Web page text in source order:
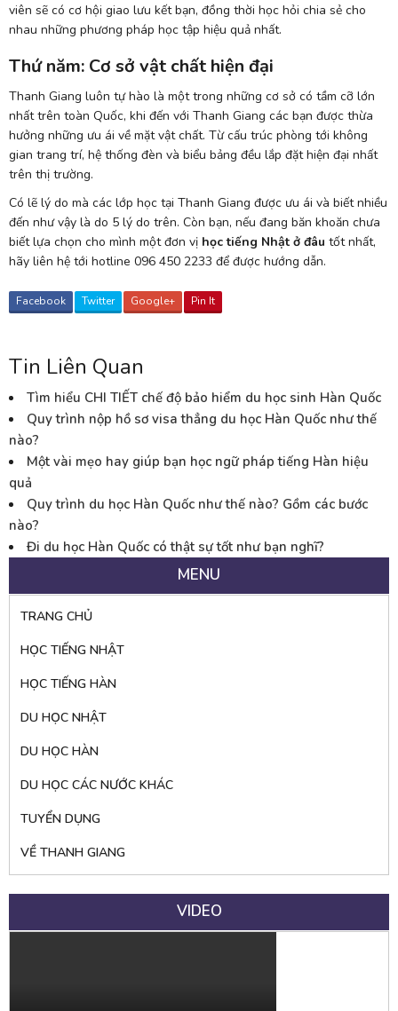
viên sẽ có cơ hội giao lưu kết bạn, đồng thời học hỏi chia sẻ cho
nhau những phương pháp học tập hiệu quả nhất.
Thứ năm: Cơ sở vật chất hiện đại
Thanh Giang luôn tự hào là một trong những cơ sở có tầm cỡ lớn
nhất trên toàn Quốc, khi đến với Thanh Giang các bạn được thừa
hưởng những ưu ái về mặt vật chất. Từ cấu trúc phòng tới không
gian trang trí, hệ thống đèn và biểu bảng đều lắp đặt hiện đại nhất
trên thị trường.
Có lẽ lý do mà các lớp học tại Thanh Giang được ưu ái và biết nhiều
đến như vậy là do 5 lý do trên. Còn bạn, nếu đang băn khoăn chưa
biết lựa chọn cho mình một đơn vị học tiếng Nhật ở đâu tốt nhất,
hãy liên hệ tới hotline 096 450 2233 để được hướng dẫn.
Facebook Twitter Google+ Pin It
Tin Liên Quan
Tìm hiểu CHI TIẾT chế độ bảo hiểm du học sinh Hàn Quốc
Quy trình nộp hồ sơ visa thẳng du học Hàn Quốc như thế
nào?
Một vài mẹo hay giúp bạn học ngữ pháp tiếng Hàn hiệu
quả
Quy trình du học Hàn Quốc như thế nào? Gồm các bước
nào?
Đi du học Hàn Quốc có thật sự tốt như bạn nghĩ?
MENU
TRANG CHỦ
HỌC TIẾNG NHẬT
HỌC TIẾNG HÀN
DU HỌC NHẬT
DU HỌC HÀN
DU HỌC CÁC NƯỚC KHÁC
TUYỂN DỤNG
VỀ THANH GIANG
VIDEO